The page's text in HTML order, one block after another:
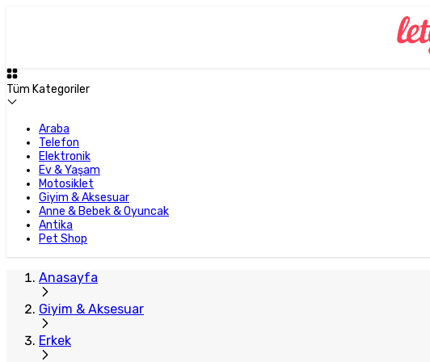
Tüm Kategoriler
Araba
Telefon
Elektronik
Ev & Yaşam
Motosiklet
Giyim & Aksesuar
Anne & Bebek & Oyuncak
Antika
Pet Shop
Anasayfa
Giyim & Aksesuar
Erkek